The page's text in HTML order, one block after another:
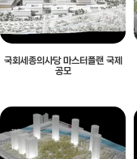
국회세종의사당 마스터플랜 국제
공모